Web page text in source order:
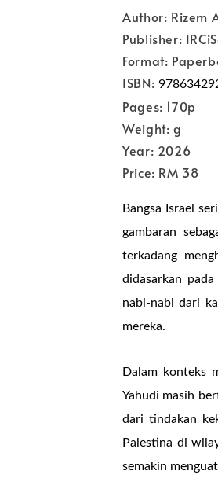
Author: Rizem
Publisher:
Format:
ISBN:
Pages: 170p
Weight: g
Year: 2026
Price: RM 38
Bangsa Israel
gambaran
terkadang
didasarkan
nabi-nabi dari
mereka.
Dalam konteks
Yahudi masih
dari tindakan
Palestina di
semakin